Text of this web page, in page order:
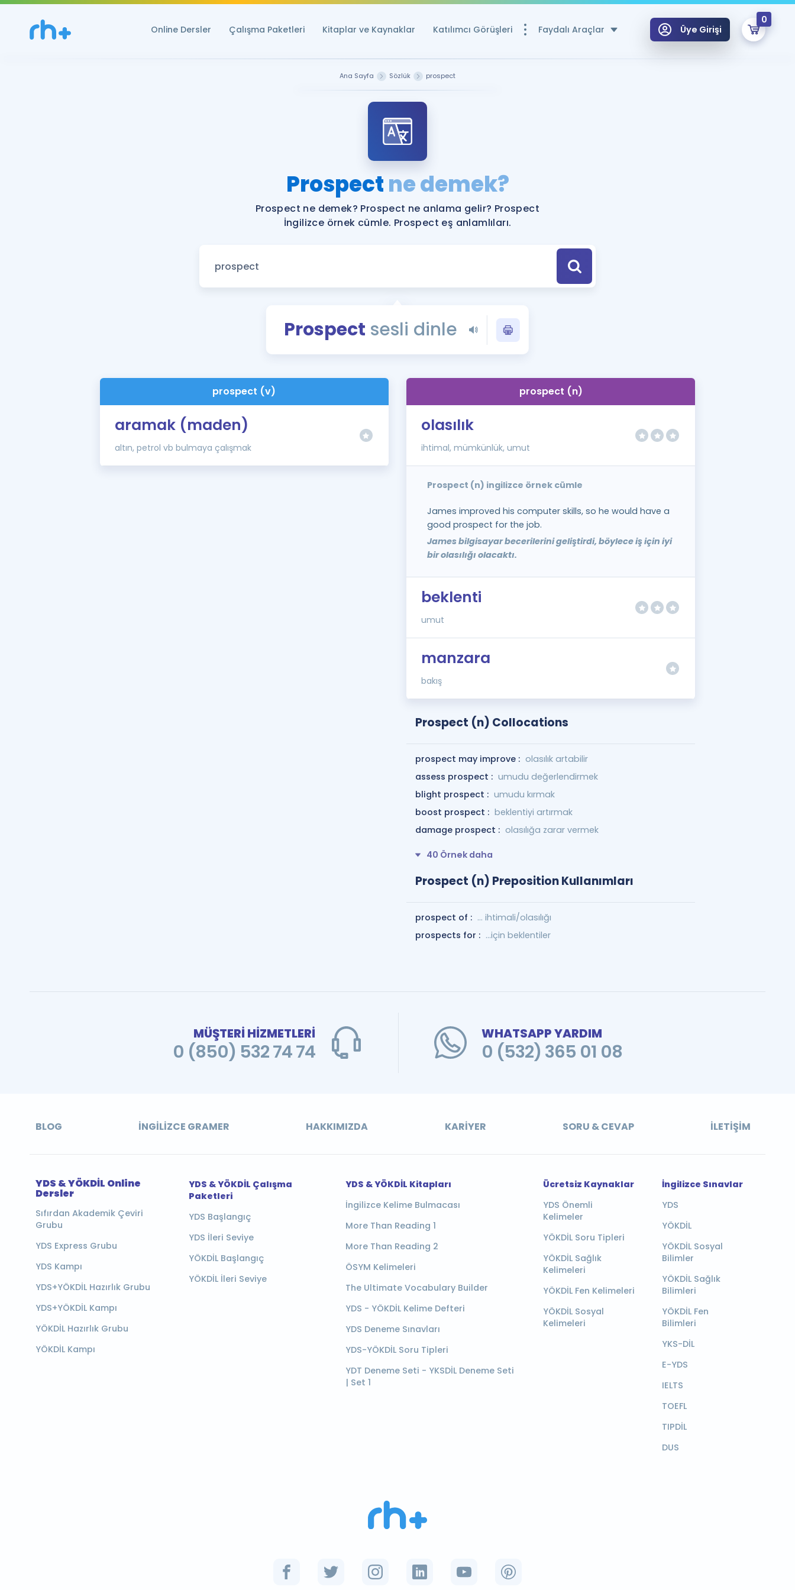
Online Dersler Çalışma Paketleri Kitaplar ve Kaynaklar Katılımcı Görüşleri Faydalı Araçlar
YDS ve YÖKDİL Puan Hesaplama Aracı
YDS ve YÖKDİL'e Hazırlananlar için Öneriler
Tüm ÖSYM Sınavları Tek Takvimde
YDS - YÖKDİL Tüm Sınavlarla İlgili Haberler
İngilizce Gramer
Üye Girişi
0
Ana Sayfa Sözlük prospect
Prospectne demek?
Prospect ne demek? Prospect ne anlama gelir? Prospect
İngilizce örnek cümle. Prospect eş anlamlıları.
Prospect sesli dinle
prospect (v)
aramak (maden)
altın, petrol vb bulmaya çalışmak
prospect (n)
olasılık
ihtimal, mümkünlük, umut
Prospect (n) ingilizce örnek cümle
James improved his computer skills, so he would have a
good prospect for the job.
James bilgisayar becerilerini geliştirdi, böylece iş için iyi
bir olasılığı olacaktı.
beklenti
umut
manzara
bakış
Prospect (n) Collocations
prospect may improve : olasılık artabilir
assess prospect : umudu değerlendirmek
blight prospect : umudu kırmak
boost prospect : beklentiyi artırmak
damage prospect : olasılığa zarar vermek
40 Örnek daha
Prospect (n) Preposition Kullanımları
prospect of : ... ihtimali/olasılığı
prospects for : ...için beklentiler
MÜŞTERİ HİZMETLERİ
0 (850) 532 74 74
WHATSAPP YARDIM
0 (532) 365 01 08
BLOG İNGILIZCE GRAMER HAKKIMIZDA KARIYER SORU & CEVAP İLETIŞIM
YDS & YÖKDİL Online
Dersler
Sıfırdan Akademik Çeviri
Grubu
YDS Express Grubu
YDS Kampı
YDS+YÖKDİL Hazırlık Grubu
YDS+YÖKDİL Kampı
YÖKDİL Hazırlık Grubu
YÖKDİL Kampı
YDS & YÖKDİL Çalışma
Paketleri
YDS Başlangıç
YDS İleri Seviye
YÖKDİL Başlangıç
YÖKDİL İleri Seviye
YDS & YÖKDİL Kitapları
İngilizce Kelime Bulmacası
More Than Reading 1
More Than Reading 2
ÖSYM Kelimeleri
The Ultimate Vocabulary Builder
YDS - YÖKDİL Kelime Defteri
YDS Deneme Sınavları
YDS-YÖKDİL Soru Tipleri
YDT Deneme Seti - YKSDİL Deneme Seti
| Set 1
Ücretsiz Kaynaklar
YDS Önemli
Kelimeler
YÖKDİL Soru Tipleri
YÖKDİL Sağlık
Kelimeleri
YÖKDİL Fen Kelimeleri
YÖKDİL Sosyal
Kelimeleri
İngilizce Sınavlar
YDS
YÖKDİL
YÖKDİL Sosyal
Bilimler
YÖKDİL Sağlık
Bilimleri
YÖKDİL Fen
Bilimleri
YKS-DİL
E-YDS
IELTS
TOEFL
TIPDİL
DUS